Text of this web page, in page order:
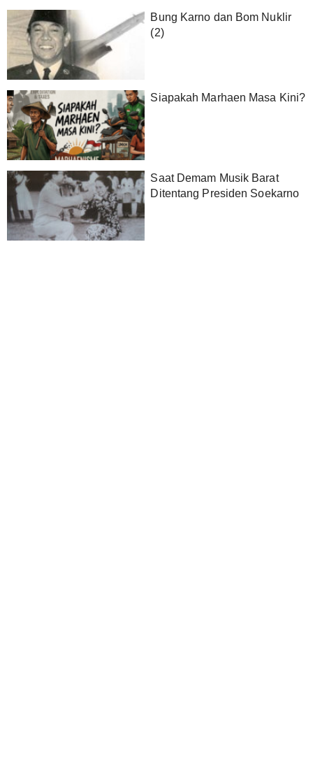
Bung Karno dan Bom Nuklir
(2)
Siapakah Marhaen Masa Kini?
Saat Demam Musik Barat
Ditentang Presiden Soekarno